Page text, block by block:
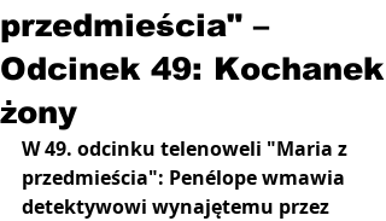
przedmieścia" –
Odcinek 49: Kochanek
żony
W 49. odcinku telenoweli "Maria z
przedmieścia": Penélopewmawia
detektywowi wynajętemu przez